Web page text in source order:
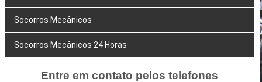
Socorros Mecânicos
Socorros Mecânicos 24 Horas
Entre em contato pelos telefones